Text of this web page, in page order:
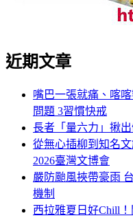
近期文章
嘴巴一張就痛、喀
問題 3習慣快戒
長者「量六力」揪
從無心插柳到知名
2026臺灣文博會
嚴防颱風挾帶豪雨
機制
西拉雅夏日好Chill